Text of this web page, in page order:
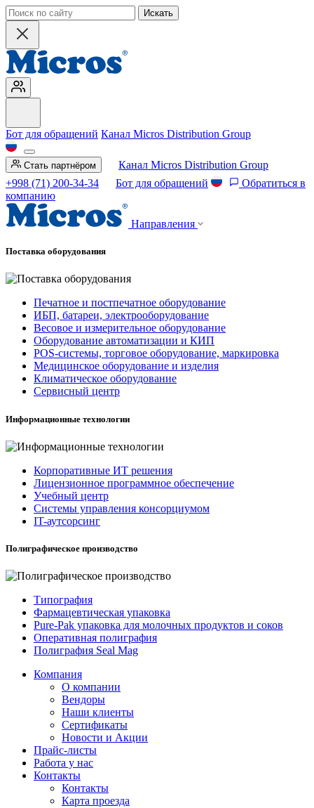
Искать
Бот для обращений Канал Micros Distribution Group
Стать партнёром
Канал Micros Distribution Group
+998 (71) 200-34-34
Бот для обращений
Обратиться в
компанию
Направления
Поставка оборудования
Печатное и постпечатное оборудование
ИБП, батареи, электрооборудование
Весовое и измерительное оборудование
Оборудование автоматизации и КИП
POS-системы, торговое оборудование, маркировка
Медицинское оборудование и изделия
Климатическое оборудование
Сервисный центр
Информационные технологии
Корпоративные ИТ решения
Лицензионное программное обеспечение
Учебный центр
Системы управления консорциумом
IT-аутсорсинг
Полиграфическое производство
Типография
Фармацевтическая упаковка
Pure-Pak упаковка для молочных продуктов и соков
Оперативная полиграфия
Полиграфия Seal Mag
Компания
О компании
Вендоры
Наши клиенты
Сертификаты
Новости и Акции
Прайс-листы
Работа у нас
Контакты
Контакты
Карта проезда